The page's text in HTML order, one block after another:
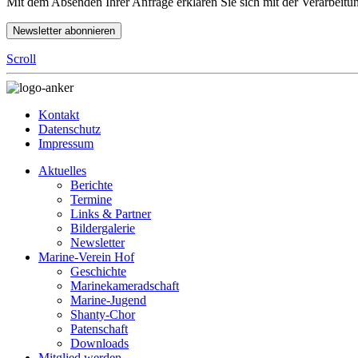
Scroll
Kontakt
Datenschutz
Impressum
Aktuelles
Berichte
Termine
Links & Partner
Bildergalerie
Newsletter
Marine-Verein Hof
Geschichte
Marinekameradschaft
Marine-Jugend
Shanty-Chor
Patenschaft
Downloads